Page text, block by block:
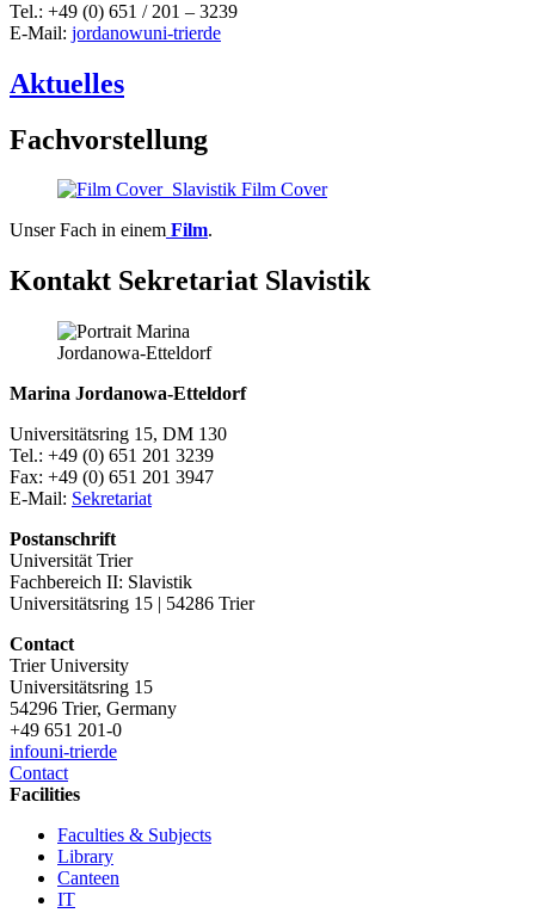
Tel.: +49 (0) 651 / 201 – 3239
E-Mail: jordanowuni-trierde
Aktuelles
Fachvorstellung
Unser Fach in einem Film.
Kontakt Sekretariat Slavistik
Marina Jordanowa-Etteldorf
Universitätsring 15, DM 130
Tel.: +49 (0) 651 201 3239
Fax: +49 (0) 651 201 3947
E-Mail: Sekretariat
Postanschrift
Universität Trier
Fachbereich II: Slavistik
Universitätsring 15 | 54286 Trier
Contact
Trier University
Universitätsring 15
54296 Trier, Germany
+49 651 201-0
infouni-trierde
Contact
Facilities
Faculties & Subjects
Library
Canteen
IT